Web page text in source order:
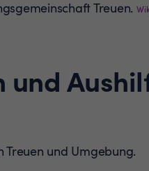
Treuen.
und Umgebung.